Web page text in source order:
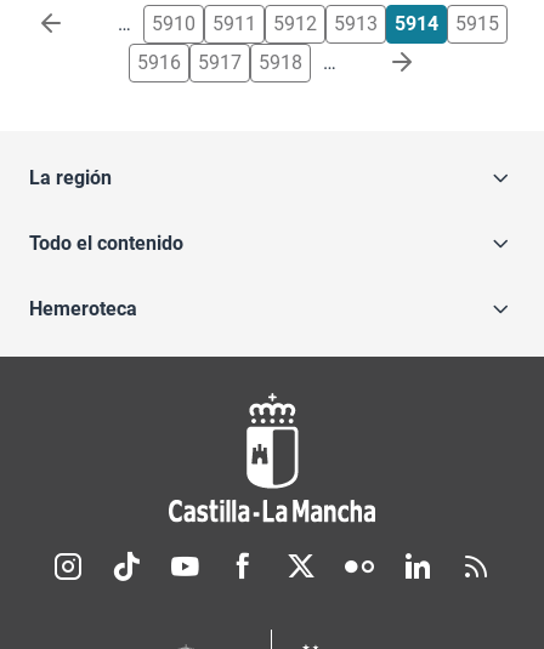
Paginación … 5910 5911 5912 5913 5914
5915
5916
5917 5918 …
La región
Todo el contenido
Hemeroteca
Redes sociales JCCM